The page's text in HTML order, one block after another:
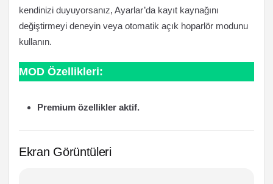
kendinizi duyuyorsanız, Ayarlar’da kayıt kaynağını
değiştirmeyi deneyin veya otomatik açık hoparlör modunu
kullanın.
MOD Özellikleri:
Premium özellikler aktif.
Ekran Görüntüleri